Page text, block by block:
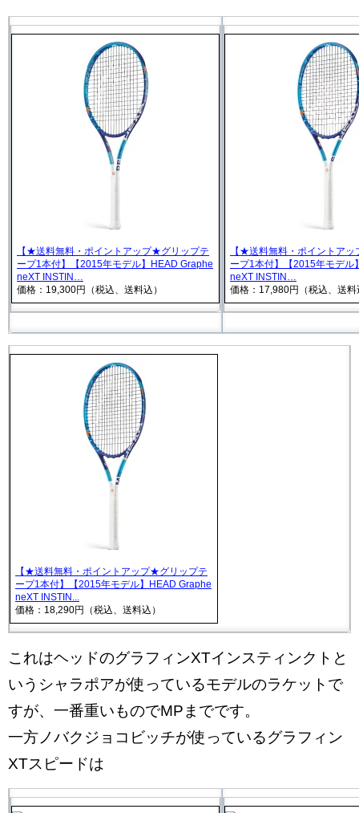
【★送料無料・ポイントアップ★グリップテ
ープ1本付】【2015年モデル】HEAD Graphe
neXT INSTIN…
価格：19,300円（税込、送料込）
【★送料無料・ポイントア
ープ1本付】【2015年モデル
neXT INSTIN…
価格：17,980円（税込、送料
【★送料無料・ポイントアップ★グリップテ
ープ1本付】【2015年モデル】HEAD Graphe
neXT INSTIN...
価格：18,290円（税込、送料込）
これはヘッドのグラフィンXTインスティンクトと
いうシャラポアが使っているモデルのラケットで
すが、一番重いものでMPまでです。
一方ノバクジョコビッチが使っているグラフィン
XTスピードは